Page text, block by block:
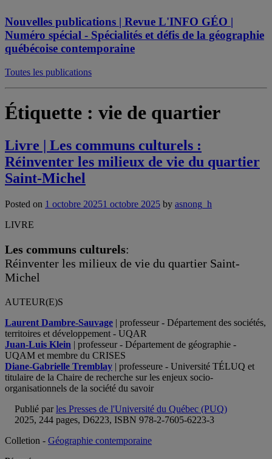
Nouvelles publications | Revue L'INFO GÉO |
Numéro spécial - Spécialités et défis de la géographie
québécoise contemporaine
Toutes les publications
Étiquette : vie de quartier
Livre | Les communs culturels :
Réinventer les milieux de vie du quartier
Saint-Michel
Posted on 1 octobre 20251 octobre 2025 by asnong_h
LIVRE
Les communs culturels:
Réinventer les milieux de vie du quartier Saint-
Michel
AUTEUR(E)S
Laurent Dambre-Sauvage | professeur - Département des sociétés,
territoires et développement - UQAR
Juan-Luis Klein | professeur - Département de géographie -
UQAM et membre du CRISES
Diane-Gabrielle Tremblay | professeure - Université TÉLUQ et
titulaire de la Chaire de recherche sur les enjeux socio-
organisationnels de la société du savoir
Publié parles Presses de l'Université du Québec (PUQ)
2025, 244 pages, D6223, ISBN 978-2-7605-6223-3
Colletion - Géographie contemporaine